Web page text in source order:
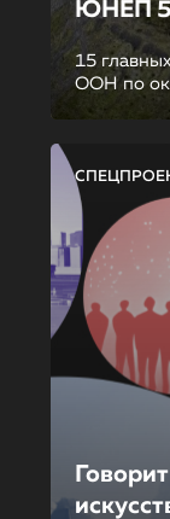
ЮНЕП
15
ООН по